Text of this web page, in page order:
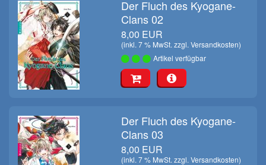
Der Fluch des Kyogane-
Clans 02
8,00 EUR
(inkl. 7 % MwSt. zzgl.Versandkosten)
Artikel verfügbar
Der Fluch des Kyogane-
Clans 03
8,00 EUR
(inkl. 7 % MwSt. zzgl.Versandkosten)